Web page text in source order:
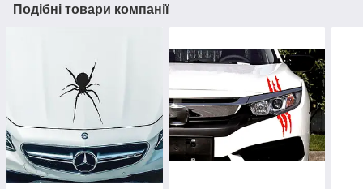
Подібні товари компанії